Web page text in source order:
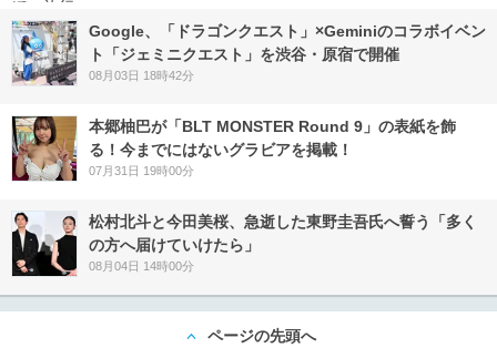
Google、「ドラゴンクエスト」×Geminiのコラボイベン
ト「ジェミニクエスト」を渋谷・原宿で開催
08月03日 18時42分
本郷柚巴が「BLT MONSTER Round 9」の表紙を飾
る！今までにはないグラビアを掲載！
07月31日 19時00分
松村北斗と今田美桜、急逝した東野圭吾氏へ誓う「多く
の方へ届けていけたら」
08月04日 14時00分
ページの先頭へ